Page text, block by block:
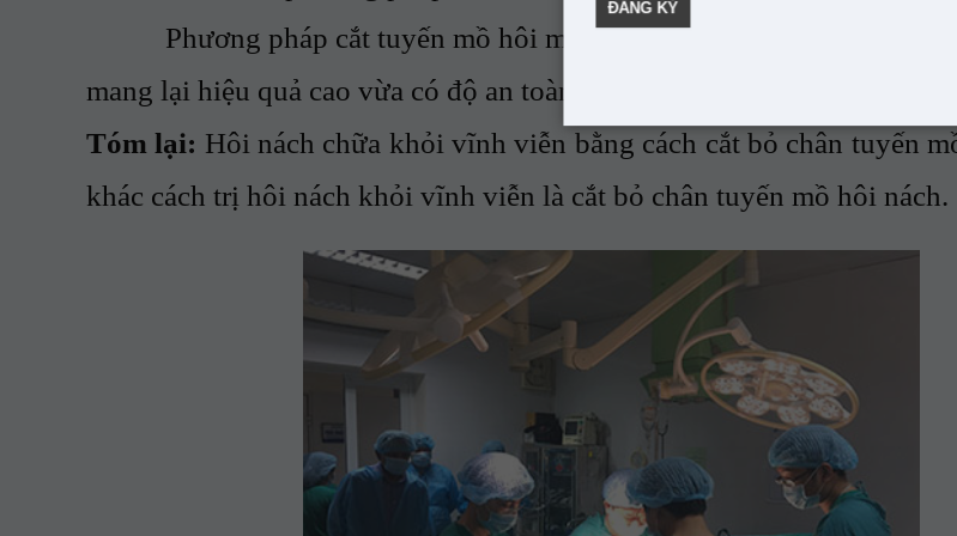
Phương pháp cắt tuyến mồ hôi mới là cắt bỏ toàn bộ tuyến, băng
mang lại hiệu quả cao vừa có độ an toàn đáng tin cậy.
Tóm lại: Hôi nách chữa khỏi vĩnh viễn bằng cách cắt bỏ chân tuyến
khác cách trị hôi nách khỏi vĩnh viễn là cắt bỏ chân tuyến mồ hôi nách.